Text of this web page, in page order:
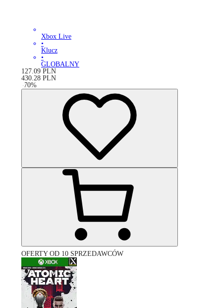
Xbox Live
•
Klucz
•
GLOBALNY
127.09 PLN
430.28 PLN
-70%
OFERTY OD 10 SPRZEDAWCÓW